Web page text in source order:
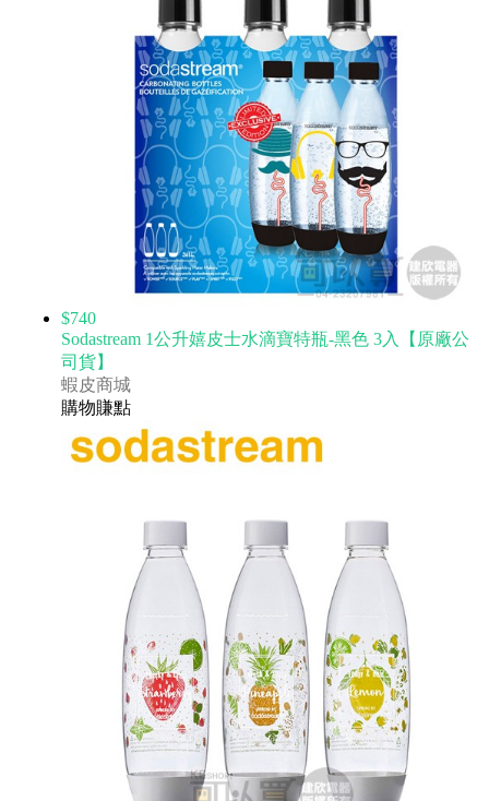
$740
Sodastream 1公升嬉皮士水滴寶特瓶-黑色 3入【原廠公
司貨】
蝦皮商城
購物賺點